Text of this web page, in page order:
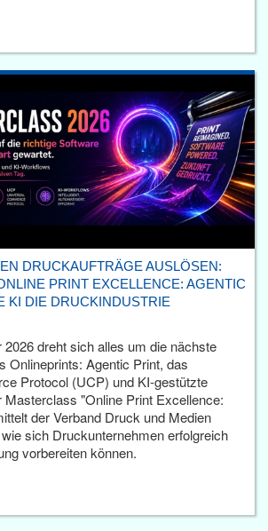
DRUCKAUFTRÄGE AUSLÖSEN:
PRINT EXCELLENCE: AGENTIC
KI DIE DRUCKINDUSTRIE
dreht sich alles um die nächste
Onlineprints: Agentic Print, das
Protocol (UCP) und KI-gestützte
"Online Print Excellence:
der Verband Druck und Medien
sich Druckunternehmen erfolgreich
vorbereiten können.